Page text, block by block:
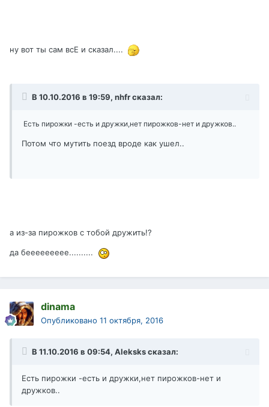
ну вот ты сам всЕ и сказал....
В 10.10.2016 в 19:59, nhfr сказал:
Есть пирожки -есть и дружки,нет пирожков-нет и дружков..
Потом что мутить поезд вроде как ушел..
а из-за пирожков с тобой дружить!?
да беееееееее..........
dinama
Опубликовано 11 октября, 2016
В 11.10.2016 в 09:54, Aleksks сказал:
Есть пирожки -есть и дружки,нет пирожков-нет и
дружков..